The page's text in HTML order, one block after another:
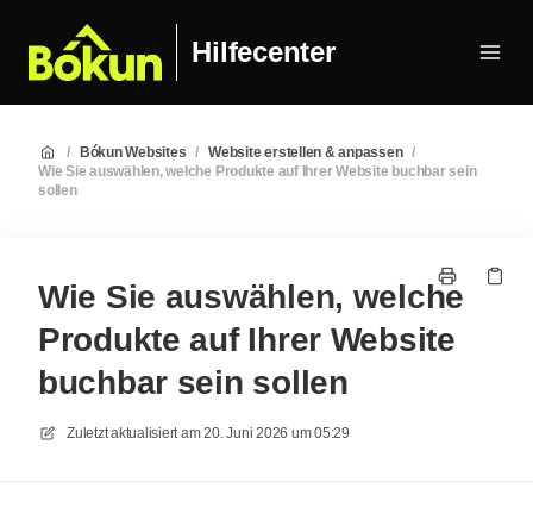
Hilfecenter
/ Bókun Websites / Website erstellen & anpassen /
Wie Sie auswählen, welche Produkte auf Ihrer Website buchbar sein
sollen
Wie Sie auswählen, welche
Produkte auf Ihrer Website
buchbar sein sollen
Zuletzt aktualisiert am20. Juni 2026 um 05:29